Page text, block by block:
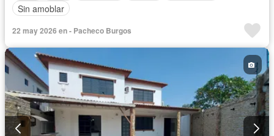
Sin amoblar
22 may 2026 en - Pacheco Burgos